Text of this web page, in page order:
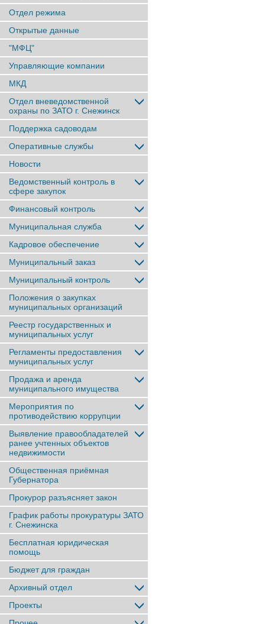
Отдел режима
Открытые данные
"МФЦ"
Управляющие компании
МКД
Отдел вневедомственной
охраны по ЗАТО г. Снежинск
Поддержка садоводам
Оперативные службы
Новости
Ведомственный контроль в
сфере закупок
Финансовый контроль
Муниципальная служба
Кадровое обеспечение
Муниципальный заказ
Муниципальный контроль
Положения о закупках
муниципальных организаций
Реестр государственных и
муниципальных услуг
Регламенты предоставления
муниципальных услуг
Продажа и аренда
муниципального имущества
Мероприятия по
противодействию коррупции
Выявление правообладателей
ранее учтенныx объектов
недвижимости
Общественная приёмная
Губернатора
Прокурор разъясняет закон
График работы прокуратуры ЗАТО
г. Снежинска
Бесплатная юридическая
помощь
Бюджет для граждан
Архивный отдел
Проекты